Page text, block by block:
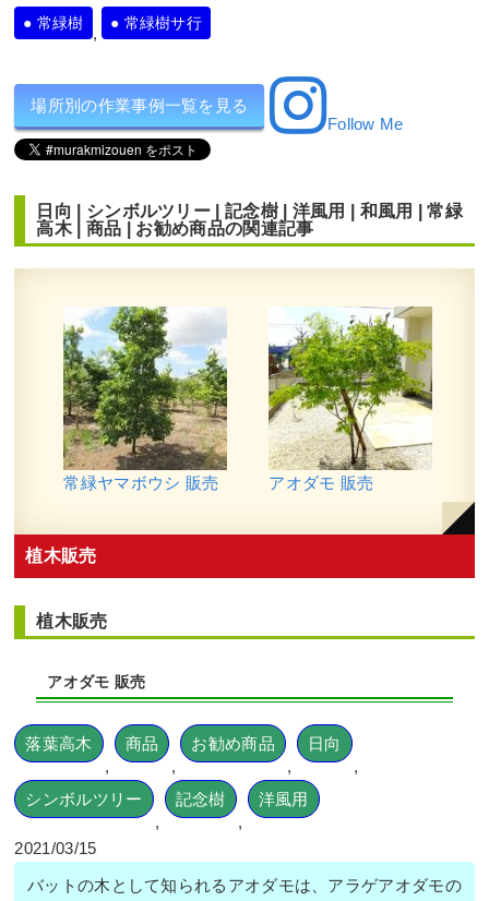
常緑樹
,
常緑樹サ行
場所別の作業事例一覧を見る
Follow Me
日向 シンボルツリー 記念樹| 洋風用 和風用 |常緑
高木| 商品 お勧め商品の関連記事
常緑ヤマボウシ 販売 アオダモ 販売
植木販売
植木販売
アオダモ 販売
落葉高木
,
商品
,
お勧め商品
,
日向
,
シンボルツリー
,
記念樹
,
洋風用
2021/03/15
バットの木として知られるアオダモは、アラゲアオダモの